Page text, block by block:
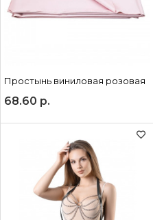
Простынь виниловая розовая
68.60 р.